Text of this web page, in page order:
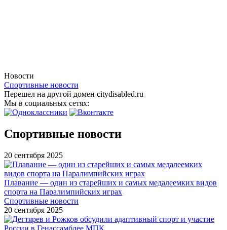
Новости
Спортивные новости
Перешел на другой домен citydisabled.ru
Мы в социальных сетях:
Спортивные новости
20 сентября 2025
Плавание — один из старейших и самых медалеемких видов
спорта на Паралимпийских играх
Спортивные новости
20 сентября 2025